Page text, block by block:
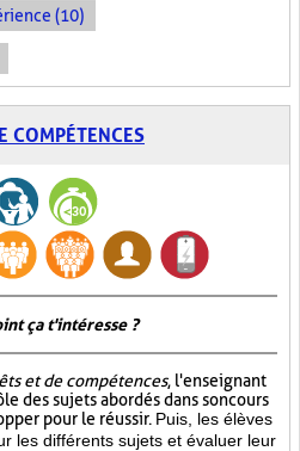
(10)
COMPÉTENCES
ça t'intéresse ?
et de compétences, l'enseignant
des sujets abordés dans son cours
pour le réussir. Puis, les élèves
les différents sujets et évaluer leur